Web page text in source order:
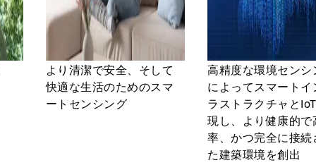
より清潔で安全、そして
快適な生活のためのスマ
ートセンシング
高精度な環境センシ
によってスマートイ
ラストラクチャと
現し、より健康的で
率、かつ完全に接続
た建築環境を創出